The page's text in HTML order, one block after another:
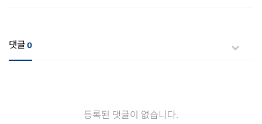
댓글0
등록된 댓글이 없습니다.